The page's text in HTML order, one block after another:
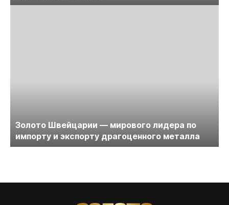
Золото Швейцарии — мирового лидера по
импорту и экспорту драгоценного металла